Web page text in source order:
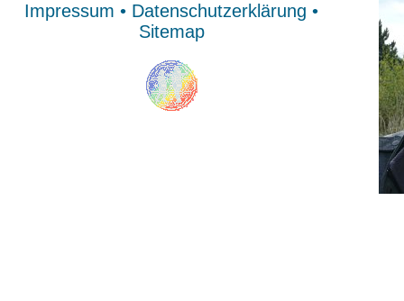
Impressum • Datenschutzerklärung •
Sitemap